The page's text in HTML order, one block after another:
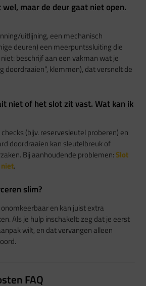
maar de deur gaat niet open.
uitlijning, een mechanisch
deuren) een meerpuntssluiting die
beschrijf aan een vakman wat je
doordraaien”, klemmen), dat versnelt de
niet of het slot zit vast. Wat kan ik
(bijv. reservesleutel proberen) en
doordraaien kan sleutelbreuk of
Bij aanhoudende problemen:Slot
.
slim?
en kan juist extra
Als je hulp inschakelt: zeg dat je eerst
wilt, en dat vervangen alleen
FAQ